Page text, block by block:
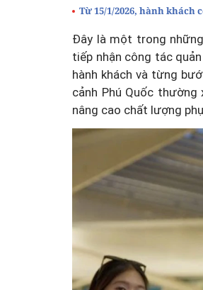
Từ 15/1/2026, hành khách
Đây là một trong
tiếp nhận công tác
hành khách và từng
cảnh Phú Quốc
nâng cao chất lượng